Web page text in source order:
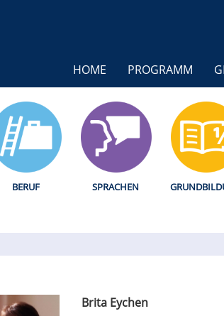
HOME PROGRAMM
BERUF SPRACHEN
Brita Eychen